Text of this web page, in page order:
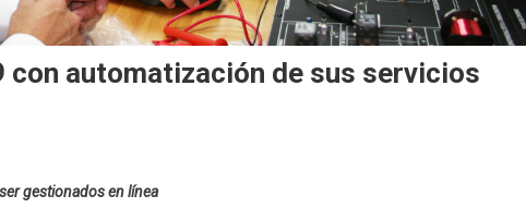
con automatización de sus servicios
gestionados en línea